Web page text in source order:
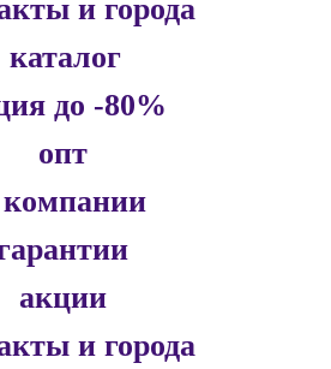
и города
каталог
до -80%
опт
компании
акции
и города